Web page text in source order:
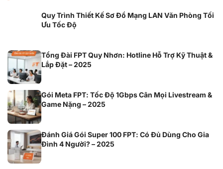
Quy Trình Thiết Kế Sơ Đồ Mạng LAN Văn Phòng Tối
Ưu Tốc Độ
Tổng Đài FPT Quy Nhơn: Hotline Hỗ Trợ Kỹ Thuật &
Lắp Đặt – 2025
Gói Meta FPT: Tốc Độ 1Gbps Cân Mọi Livestream &
Game Nặng – 2025
Đánh Giá Gói Super 100 FPT: Có Đủ Dùng Cho Gia
Đình 4 Người? – 2025